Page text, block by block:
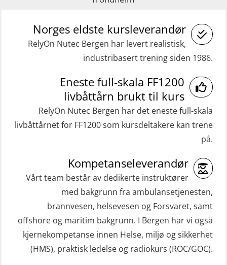
(Blended with Adaptive e-learning
practical) (RBSBLE026)
GWO: BST Refresher – Onshore
(Blended: e-learning practical)
(RBSBLE009)
Gass kurs H2S (OSP105)
Grunnleggende sikkerhetskurs –
beredskapspersonell med E-læring
(OBSBLE044)
HLO/MOB/Søk- og Redningslag
kombinasjon – repetisjon (OSC1162)
HLO/Søk & Redningslag kombinasjon
– repetisjon (OSC1161)
inkl. brannslukning (FSC121)
Medisinsk behandling 40 t (MFA104)
Oppdatering medisinsk behandling 8
t (MFA107)
ROC sertifikat grunnleggende
ROC sertifikat repetisjon (GMDSS)
(ORC103)
STCW Grunnkurs Redningsfarkoster
(MBSBLE022)
STCW Hurtiggående mann over bord
båt (HMOB) (MSE100)
Norges eldste kursleverandør
RelyOn Nutec Bergen har levert realistisk,
industribasert trening siden 1986.
Eneste full-skala FF1200
livbåttårn brukt til kurs
RelyOn Nutec Bergen har det eneste full-skala
livbåttårnet for FF1200 som kursdeltakere kan trene
på.
Kompetanseleverandør
Vårt team består av dedikerte instruktører
med bakgrunn fra ambulansetjenesten,
brannvesen, helsevesen og Forsvaret, samt
offshore og maritim bakgrunn. I Bergen har vi også
kjernekompetanse innen Helse, miljø og sikkerhet
(HMS), praktisk ledelse og radiokurs (ROC/GOC).